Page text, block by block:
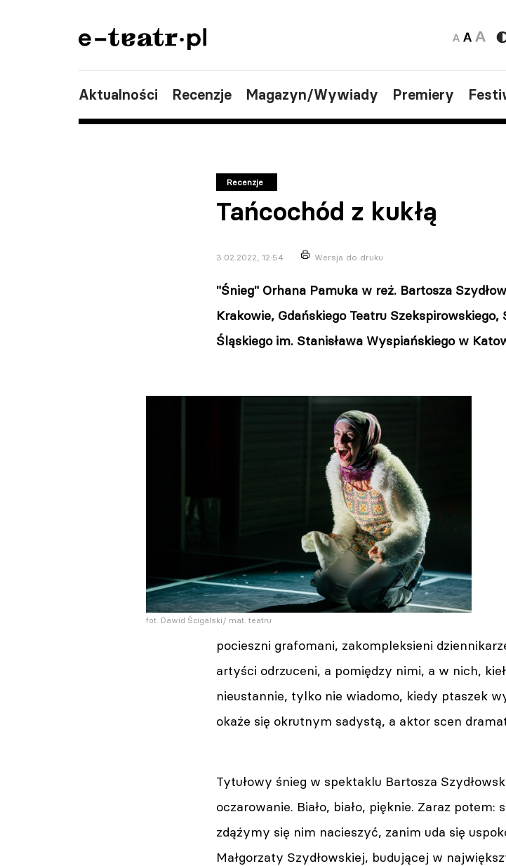
Aktualności Recenzje Magazyn/Wywiady Premiery
Recenzje
Tańcochód z kukłą
3.02.2022, 12:54 Wersja do druku
"Śnieg" Orhana Pamuka w reż. Bartosza
Krakowie, Gdańskiego Teatru
Śląskiego im. Stanisława Wyspiańskiego w
fot. Dawid Ścigalski/ mat. teatru
pocieszni grafomani, zakompleksieni
artyści odrzuceni, a pomiędzy nimi, a w nich,
nieustannie, tylko nie wiadomo, kiedy ptaszek
okaże się okrutnym sadystą, a aktor scen
Tytułowy śnieg w spektaklu Bartosza
oczarowanie. Biało, biało, pięknie. Zaraz
zdążymy się nim nacieszyć, zanim uda się
Małgorzaty Szydłowskiej, budującej w